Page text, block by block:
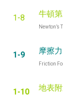
1-8 牛頓
Newton’s
1-9 摩擦力
Friction
1-10 地表